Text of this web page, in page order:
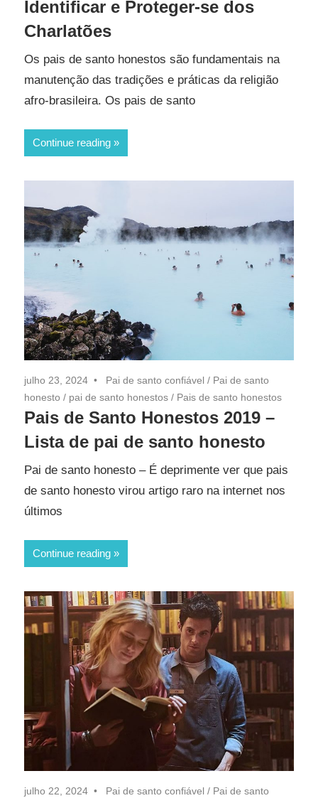
Identificar e Proteger-se dos
Charlatões
Os pais de santo honestos são fundamentais na
manutenção das tradições e práticas da religião
afro-brasileira. Os pais de santo
Continue reading
julho 23, 2024 Pai de santo confiável / Pai de santo
honesto / pai de santo honestos / Pais de santo honestos
Pais de Santo Honestos 2019 –
Lista de pai de santo honesto
Pai de santo honesto – É deprimente ver que pais
de santo honesto virou artigo raro na internet nos
últimos
Continue reading
julho 22, 2024 Pai de santo confiável / Pai de santo